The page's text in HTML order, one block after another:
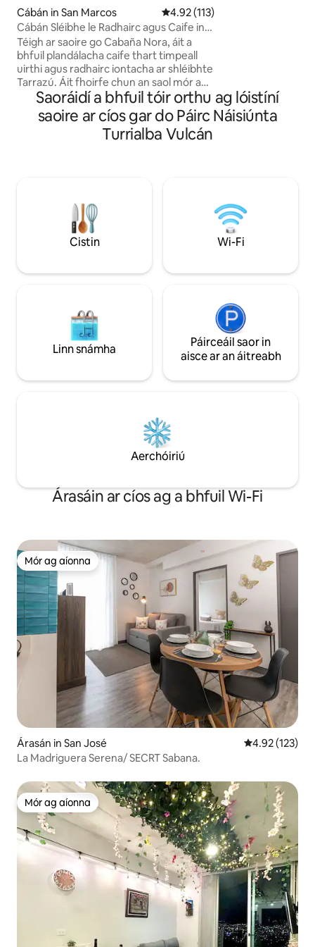
Cábán in San Marcos Meánrátáil 4.92 as 5, 113
4.92 (113)
Cábán Sléibhe le Radhairc agus Caife in
Tarrazú
Téigh ar saoire go Cabaña Nora, áit a
bhfuil plandálacha caife thart timpeall
uirthi agus radhairc iontacha ar shléibhte
Tarrazú. Áit fhoirfe chun an saol mór a
ligean tharat, taitneamh a bhaint as an
aeráid fhionnuar, agus caife barántúil
sléibhe a bhlaiseadh agus faire éan a
cistin lánfheistithe ina bhfuil caife
speisialta agus gach rud a theastaíonn
éasca (níl feithicil 4x4 ag teastáil).
láimhe don
athluchtaigh agus
Saoráidí a bhfuil tóir orthu ag lóistíní
saoire ar cíos gar do Páirc Náisiúnta
Turrialba Vulcán
Cistin Wi-Fi
Linn snámha
Páirceáil saor in
aisce ar an áitreabh
Aerchóiriú
Árasáin ar cíos ag a bhfuil Wi-Fi
Mór ag aíonna
Mór ag aíonna
Árasán in San José Meánrátáil
4.92 (123)
La Madriguera Serena/ SECRT Sabana.
Mór ag aíonna
Mór ag aíonna